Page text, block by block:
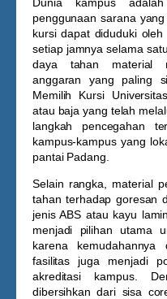
penggunaan sarana
kursi dapat diduduki
setiap jamnya selama
daya tahan material
anggaran yang paling
Memilih Kursi
atau baja yang telah
langkah pencegahan
kampus-kampus yang
pantai Padang.
Selain rangka, material
tahan terhadap goresan
jenis ABS atau kayu
menjadi pilihan utama
karena kemudahannya
fasilitas juga menjadi
akreditasi kampus.
dibersihkan dari sisa